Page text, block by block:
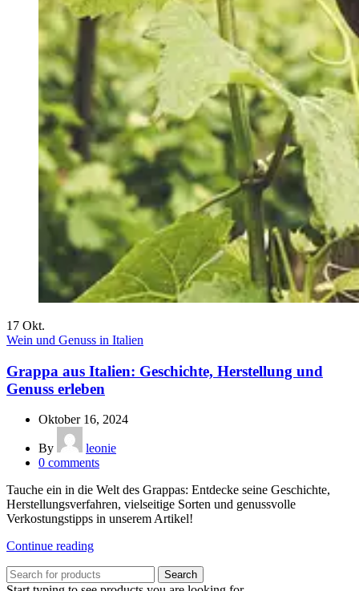
17 Okt.
Wein und Genuss in Italien
Grappa aus Italien: Geschichte, Herstellung und
Genuss erleben
Oktober 16, 2024
By
leonie
0 comments
Tauche ein in die Welt des Grappas: Entdecke seine Geschichte,
Herstellungsverfahren, vielseitige Sorten und genussvolle
Verkostungstipps in unserem Artikel!
Continue reading
Search